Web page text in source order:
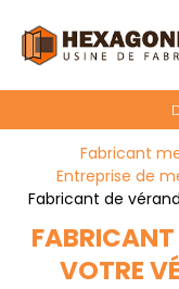
Fabricant
Entreprise de
Fabricant de
FABRICANT
VOTRE